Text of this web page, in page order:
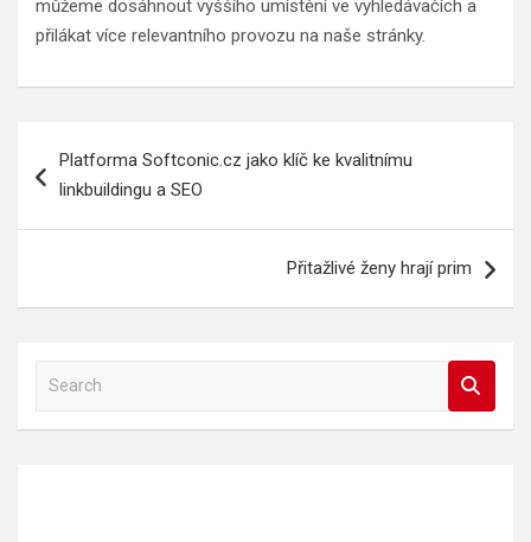
můžeme dosáhnout vyššího umístění ve vyhledávačích a
přilákat více relevantního provozu na naše stránky.
proPlatforma Softconic.cz jako klíč ke kvalitnímu
linkbuildingu a SEO
Přitažlivé ženy hrají prim
a